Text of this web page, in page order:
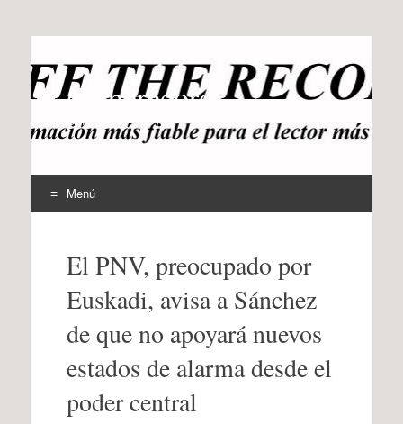
offtherecord
OTR
Menú
contenidoEl PNV, preocupado por
Euskadi, avisa a Sánchez
de que no apoyará nuevos
estados de alarma desde el
poder central